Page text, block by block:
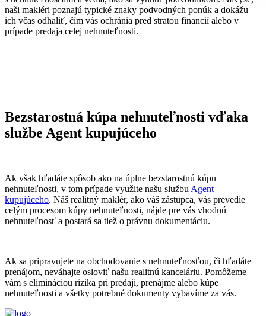
naši makléri poznajú typické znaky podvodných ponúk a dokážu
ich včas odhaliť, čím vás ochránia pred stratou financií alebo v
prípade predaja celej nehnuteľnosti.
Bezstarostná kúpa nehnuteľnosti vďaka
službe Agent kupujúceho
Ak však hľadáte spôsob ako na úplne bezstarostnú kúpu
nehnuteľnosti, v tom prípade využite našu službu Agent
kupujúceho. Náš realitný maklér, ako váš zástupca, vás prevedie
celým procesom kúpy nehnuteľnosti, nájde pre vás vhodnú
nehnuteľnosť a postará sa tiež o právnu dokumentáciu.
Ak sa pripravujete na obchodovanie s nehnuteľnosťou, či hľadáte
prenájom, neváhajte osloviť našu realitnú kanceláriu. Pomôžeme
vám s elimináciou rizika pri predaji, prenájme alebo kúpe
nehnuteľnosti a všetky potrebné dokumenty vybavíme za vás.